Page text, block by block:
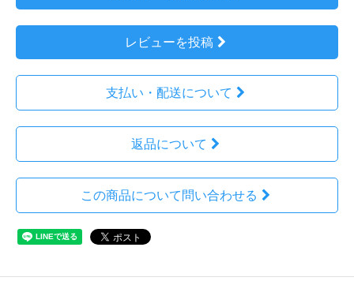
レビューを投稿
支払い・配送について
返品について
この商品について問い合わせる